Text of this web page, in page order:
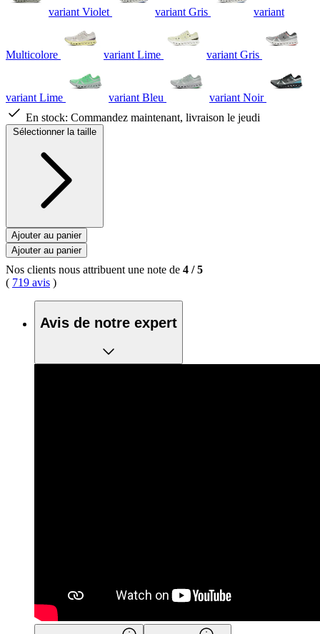
variant Violet variant Gris variant
Multicolore variant Lime variant Gris
variant Lime variant Bleu
variant Noir
En stock: Commandez maintenant, livraison le jeudi
Sélectionner la taille
Ajouter au panier
Ajouter au panier
Nos clients nous attribuent une note de 4 /5
( 719 avis )
Avis de notre expert